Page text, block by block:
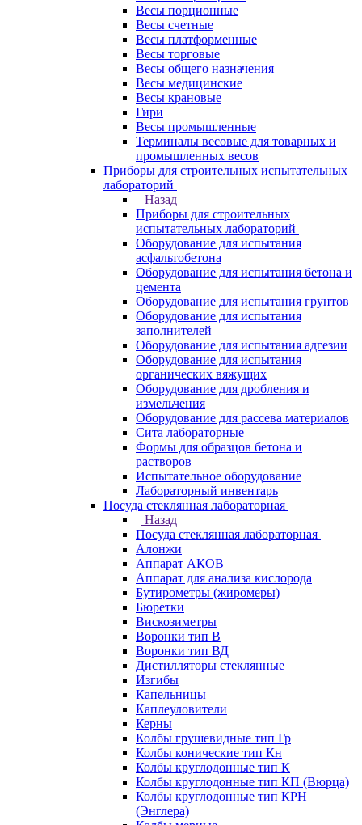
Весы порционные
Весы счетные
Весы платформенные
Весы торговые
Весы общего назначения
Весы медицинские
Весы крановые
Гири
Весы промышленные
Терминалы весовые для товарных и
промышленных весов
Приборы для строительных испытательных
лабораторий
Назад
Приборы для строительных
испытательных лабораторий
Оборудование для испытания
асфальтобетона
Оборудование для испытания бетона и
цемента
Оборудование для испытания грунтов
Оборудование для испытания
заполнителей
Оборудование для испытания адгезии
Оборудование для испытания
органических вяжущих
Оборудование для дробления и
измельчения
Оборудование для рассева материалов
Сита лабораторные
Формы для образцов бетона и
растворов
Испытательное оборудование
Лабораторный инвентарь
Посуда стеклянная лабораторная
Назад
Посуда стеклянная лабораторная
Алонжи
Аппарат АКОВ
Аппарат для анализа кислорода
Бутирометры (жиромеры)
Бюретки
Вискозиметры
Воронки тип В
Воронки тип ВД
Дистилляторы стеклянные
Изгибы
Капельницы
Каплеуловители
Керны
Колбы грушевидные тип Гр
Колбы конические тип Кн
Колбы круглодонные тип К
Колбы круглодонные тип КП (Вюрца)
Колбы круглодонные тип КРН
(Энглера)